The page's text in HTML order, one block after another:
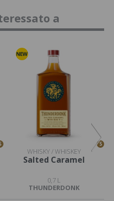
a
S
WHISKY / WHISKEY
Salted Caramel
0,7 L
THUNDERDONK